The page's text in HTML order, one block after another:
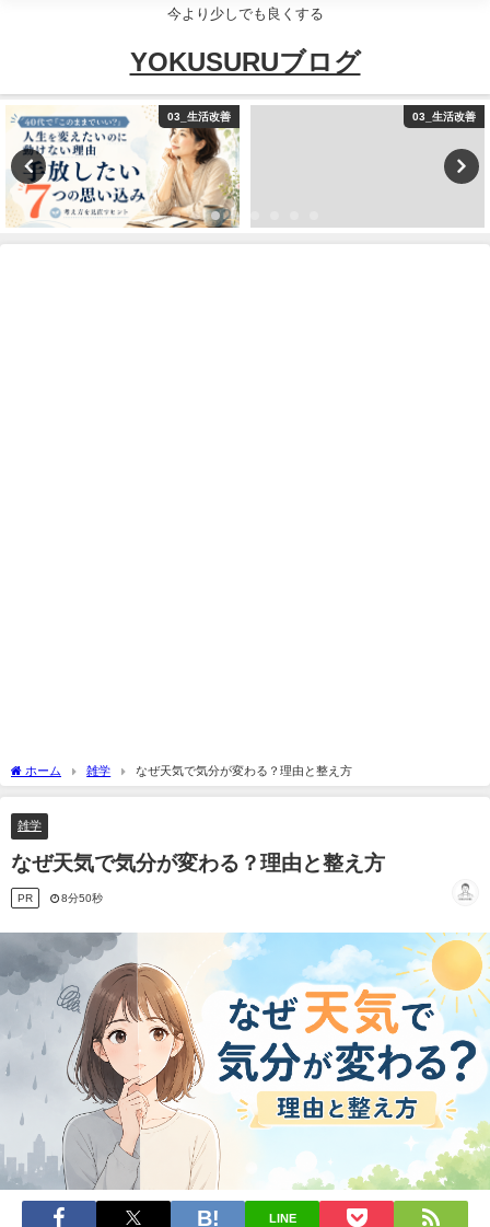
今より少しでも良くする
YOKUSURUブログ
03_生活改善 03_生活改善
ホーム 雑学 なぜ天気で気分が変わる？理由と整え方
雑学
なぜ天気で気分が変わる？理由と整え方
PR 8分50秒
LINE